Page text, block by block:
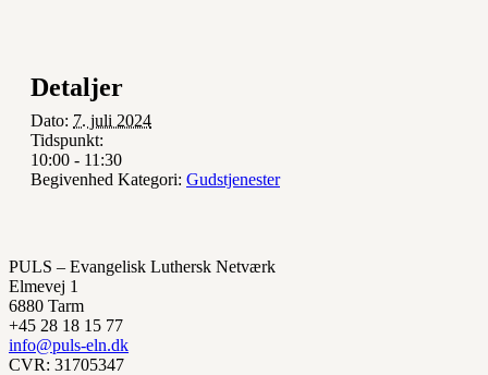
Detaljer
Dato: 7. juli 2024
Tidspunkt:
10:00 - 11:30
Begivenhed Kategori: Gudstjenester
PULS – Evangelisk Luthersk Netværk
Elmevej 1
6880 Tarm
+45 28 18 15 77
info@puls-eln.dk
CVR: 31705347